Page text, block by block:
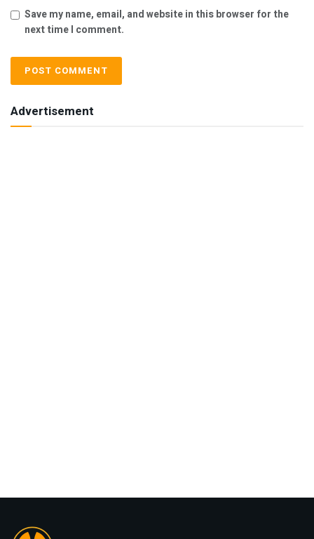
Save my name, email, and website in this browser for the
next time I comment.
Advertisement